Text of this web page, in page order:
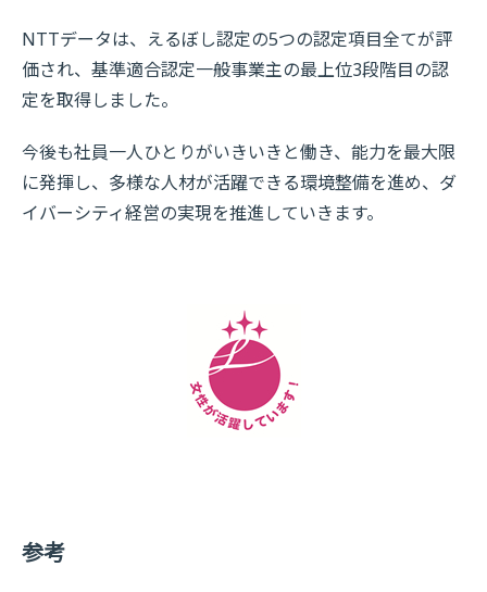
NTTデータは、えるぼし認定の5つの認定項目全てが評
価され、基準適合認定一般事業主の最上位3段階目の認
定を取得しました。
今後も社員一人ひとりがいきいきと働き、能力を最大限
に発揮し、多様な人材が活躍できる環境整備を進め、ダ
イバーシティ経営の実現を推進していきます。
参考